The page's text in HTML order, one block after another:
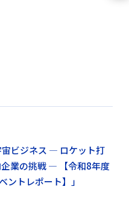
宙ビジネス ― ロケット打
企業の挑戦 ― 【令和8年度
ントレポート】」